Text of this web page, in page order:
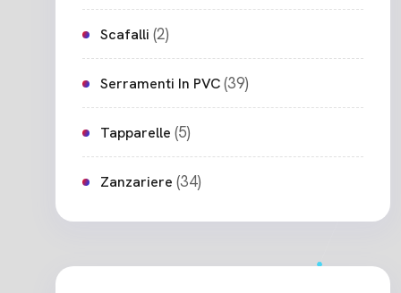
Scafalli (2)
Serramenti In PVC(39)
Tapparelle (5)
Zanzariere (34)